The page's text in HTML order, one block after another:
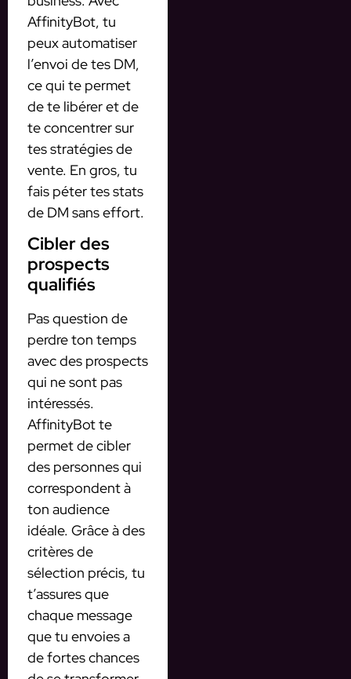
AffinityBot, tu
peux automatiser
l’envoi de tes DM,
ce qui te permet
de te libérer et de
te concentrer sur
tes stratégies de
vente. En gros, tu
fais péter tes stats
de DM sans effort.
Cibler des
prospects
qualifiés
Pas question de
perdre ton temps
avec des prospects
qui ne sont pas
intéressés.
AffinityBot te
permet de cibler
des personnes qui
correspondent à
ton audience
idéale. Grâce à des
critères de
sélection précis, tu
t’assures que
chaque message
que tu envoies a
de fortes chances